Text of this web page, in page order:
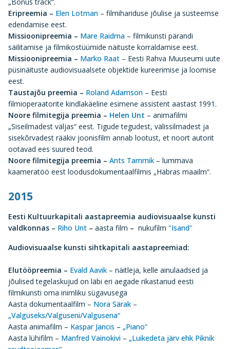
Eripreemia – Elen Lotman – filmihariduse jõulise ja süsteemse
edendamise eest.
Missioonipreemia – Mare Raidma – filmikunsti pärandi
säilitamise ja filmikostüümide näituste korraldamise eest.
Missioonipreemia – Marko Raat – Eesti Rahva Muuseumi uute
püsinäituste audiovisuaalsete objektide kureerimise ja loomise
eest.
Taustajõu preemia – Roland Adamson – Eesti
filmioperaatorite kindlakäeline esimene assistent aastast 1991.
Noore filmitegija preemia – Helen Unt – animafilmi
„Siseilmadest väljas“ eest. Tigude tegudest, välissilmadest ja
sisekõrvadest rääkiv joonisfilm annab lootust, et noort autorit
ootavad ees suured teod.
Noore filmitegija preemia – Ants Tammik – lummava
kaameratöö eest loodusdokumentaalfilmis „Habras maailm“.
2015
Eesti Kultuurkapitali aastapreemia audiovisuaalse kunsti
valdkonnas – Riho Unt – aasta film – nukufilm "Isand"
Audiovisuaalse kunsti sihtkapitali aastapreemiad:
Elutööpreemia – Evald Aavik – näitleja, kelle ainulaadsed ja
jõulised tegelaskujud on läbi eri aegade rikastanud eesti
filmikunsti oma inimliku sügavusega
Aasta dokumentaalfilm – Nora Särak –
„Valguseks/Valguseni/Valgusena“
Aasta animafilm – Kaspar Jancis – „Piano“
Aasta lühifilm – Manfred Vainokivi – „Luikedeta järv ehk Piknik